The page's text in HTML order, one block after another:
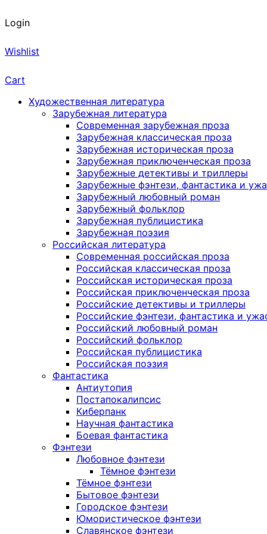
Login
Wishlist
Cart
Художественная литература
Зарубежная литература
Современная зарубежная проза
Зарубежная классическая проза
Зарубежная историческая проза
Зарубежная приключенческая проза
Зарубежные детективы и триллеры
Зарубежные фэнтези, фантастика и
Зарубежный любовный роман
Зарубежный фольклор
Зарубежная публицистика
Зарубежная поэзия
Российская литература
Современная российская проза
Российская классическая проза
Российская историческая проза
Российская приключенческая проза
Российские детективы и триллеры
Российские фэнтези, фантастика и
Российский любовный роман
Российский фольклор
Российская публицистика
Российская поэзия
Фантастика
Антиутопия
Постапокалипсис
Киберпанк
Научная фантастика
Боевая фантастика
Фэнтези
Любовное фэнтези
Тёмное фэнтези
Тёмное фэнтези
Бытовое фэнтези
Городское фэнтези
Юмористическое фэнтези
Славянское фэнтези